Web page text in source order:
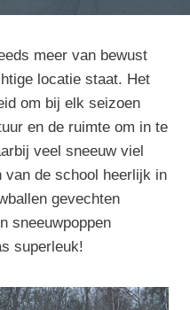
meer van bewust
locatie staat. Het
om bij elk seizoen
en de ruimte om in te
veel sneeuw viel
van de school heerlijk in
gevechten
sneeuwpoppen
superleuk!